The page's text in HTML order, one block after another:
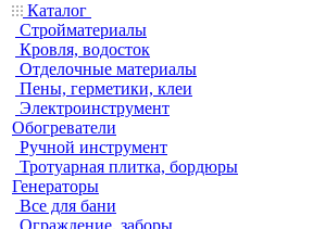
Каталог
Стройматериалы
Кровля, водосток
Отделочные материалы
Пены, герметики, клеи
Электроинструмент
Обогреватели
Ручной инструмент
Тротуарная плитка, бордюры
Генераторы
Все для бани
Ограждение, заборы